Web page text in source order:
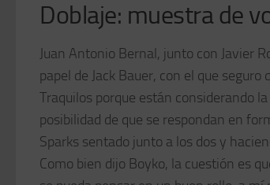
Doblaje: muestra de
Juan Antonio Bernal, junto con Javier
papel de Jack Bauer, con el que
Traquilos porque están considerando
posibilidad de que se respondan en
Sparks sentado junto a los dos y
Como bien dijo Boyko, la cuestión es